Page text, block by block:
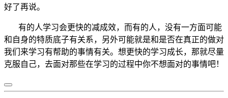
好了再说。
有的人学习会更快的减成效，而有的人，没有一方面可能
和自身的特质底子有关系，另外可能就是和是否在真正的做对
我们来学习有帮助的事情有关。想更快的学习成长，那就尽量
克服自己，去面对那些在学习的过程中你不想面对的事情吧！